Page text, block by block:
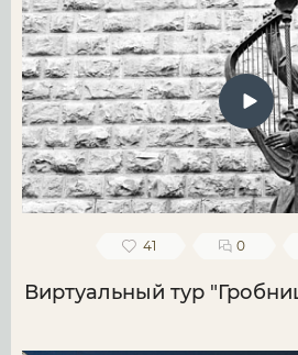
41 0
Виртуальный тур